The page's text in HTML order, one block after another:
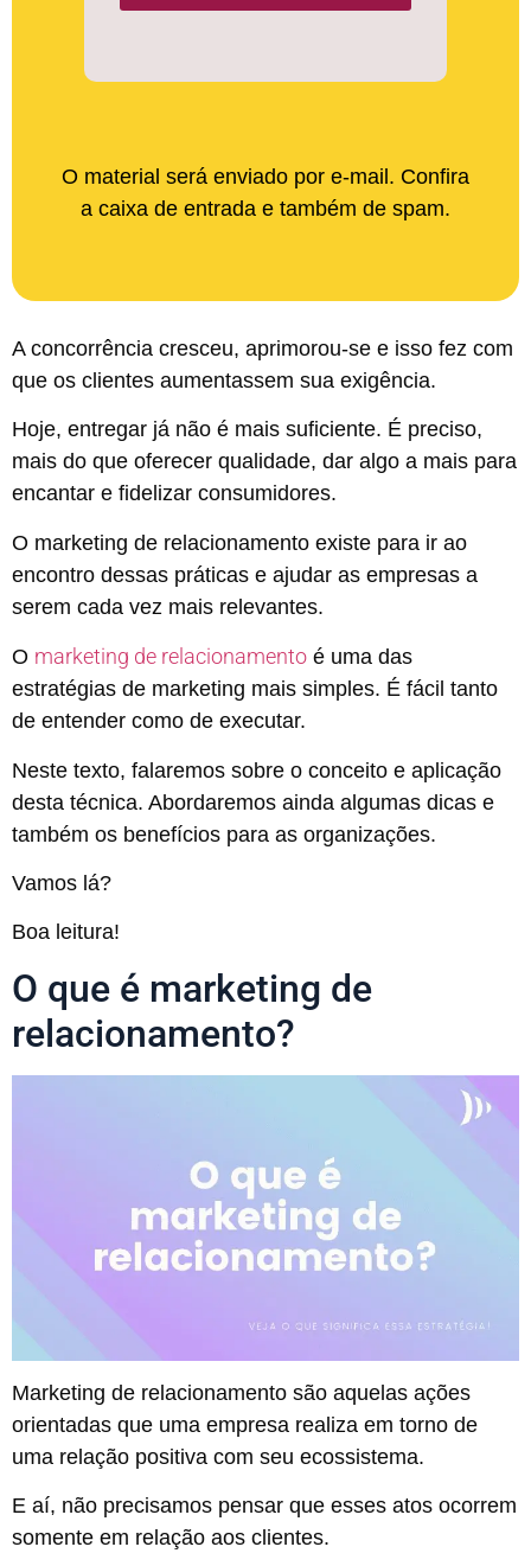
O material será enviado por e-mail. Confira
a caixa de entrada e também de spam.
A concorrência cresceu, aprimorou-se e isso fez com
que os clientes aumentassem sua exigência.
Hoje, entregar já não é mais suficiente. É preciso,
mais do que oferecer qualidade, dar algo a mais para
encantar e fidelizar consumidores.
O marketing de relacionamento existe para ir ao
encontro dessas práticas e ajudar as empresas a
serem cada vez mais relevantes.
O marketing de relacionamento é uma das
estratégias de marketing mais simples. É fácil tanto
de entender como de executar.
Neste texto, falaremos sobre o conceito e aplicação
desta técnica. Abordaremos ainda algumas dicas e
também os benefícios para as organizações.
Vamos lá?
Boa leitura!
O que é marketing de
relacionamento?
Marketing de relacionamento são aquelas ações
orientadas que uma empresa realiza em torno de
uma relação positiva com seu ecossistema.
E aí, não precisamos pensar que esses atos ocorrem
somente em relação aos clientes.